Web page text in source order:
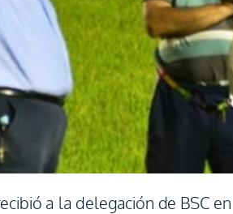
a la delegación de BSC en